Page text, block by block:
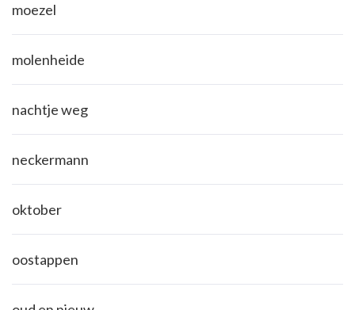
moezel
molenheide
nachtje weg
neckermann
oktober
oostappen